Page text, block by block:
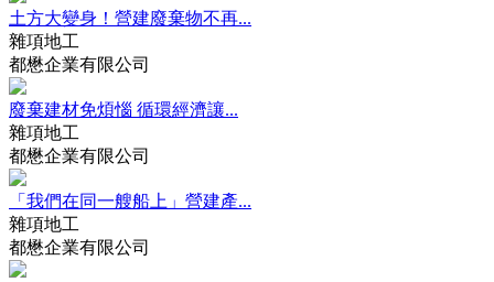
土方大變身！營建廢棄物不再...
雜項地工
都懋企業有限公司
廢棄建材免煩惱 循環經濟讓...
雜項地工
都懋企業有限公司
「我們在同一艘船上」營建產...
雜項地工
都懋企業有限公司